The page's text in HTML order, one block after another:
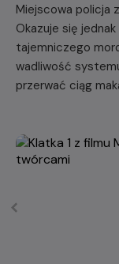
Miejscowa policja
Okazuje się
tajemniczego
wadliwość
przerwać ciąg